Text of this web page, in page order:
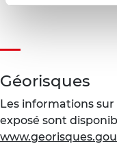
Géorisques
Les informations sur
exposé sont